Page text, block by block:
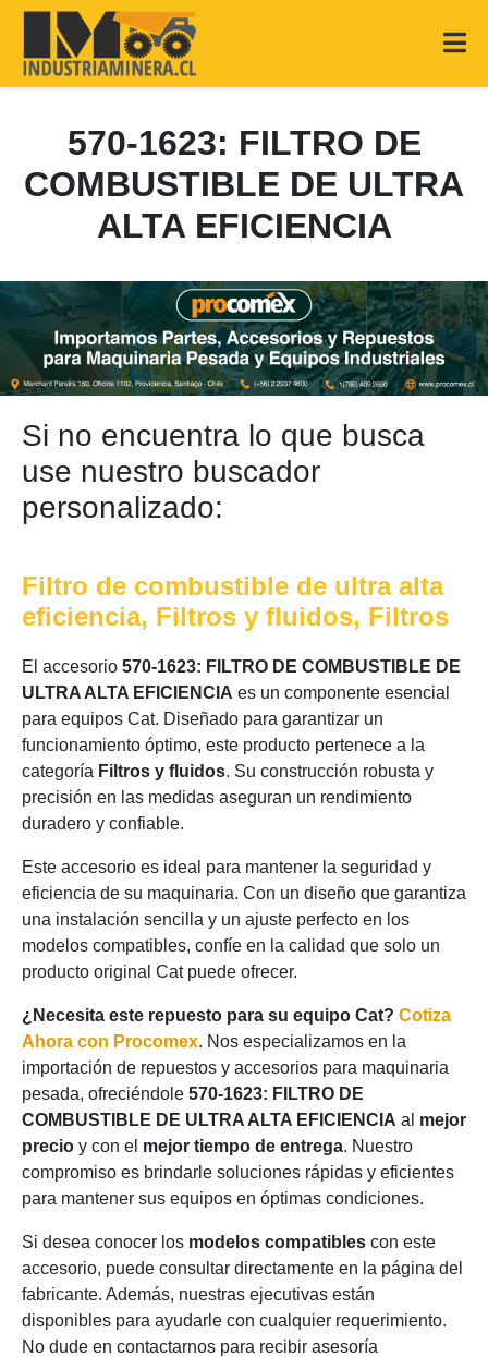
570-1623: FILTRO DE
COMBUSTIBLE DE ULTRA
ALTA EFICIENCIA
Si no encuentra lo que busca
use nuestro buscador
personalizado:
Filtro de combustible de ultra alta
eficiencia, Filtros y fluidos, Filtros
El accesorio 570-1623: FILTRO DE COMBUSTIBLE DE
ULTRA ALTA EFICIENCIA es un componente esencial
para equipos Cat. Diseñado para garantizar un
funcionamiento óptimo, este producto pertenece a la
categoría Filtros y fluidos. Su construcción robusta y
precisión en las medidas aseguran un rendimiento
duradero y confiable.
Este accesorio es ideal para mantener la seguridad y
eficiencia de su maquinaria. Con un diseño que garantiza
una instalación sencilla y un ajuste perfecto en los
modelos compatibles, confíe en la calidad que solo un
producto original Cat puede ofrecer.
¿Necesita este repuesto para su equipo Cat? Cotiza
Ahora con Procomex. Nos especializamos en la
importación de repuestos y accesorios para maquinaria
pesada, ofreciéndole 570-1623: FILTRO DE
COMBUSTIBLE DE ULTRA ALTA EFICIENCIA al mejor
precio y con el mejor tiempo de entrega. Nuestro
compromiso es brindarle soluciones rápidas y eficientes
para mantener sus equipos en óptimas condiciones.
Si desea conocer los modelos compatibles con este
accesorio, puede consultar directamente en la página del
fabricante. Además, nuestras ejecutivas están
disponibles para ayudarle con cualquier requerimiento.
No dude en contactarnos para recibir asesoría